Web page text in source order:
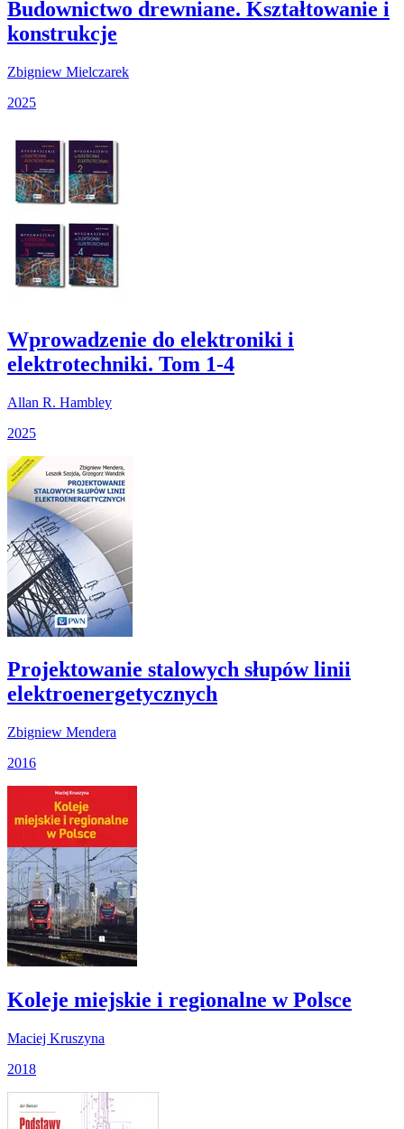
Budownictwo drewniane. Kształtowanie i
konstrukcje
Zbigniew Mielczarek
2025
Wprowadzenie do elektroniki i
elektrotechniki. Tom 1-4
Allan R. Hambley
2025
Projektowanie stalowych słupów linii
elektroenergetycznych
Zbigniew Mendera
2016
Koleje miejskie i regionalne w Polsce
Maciej Kruszyna
2018